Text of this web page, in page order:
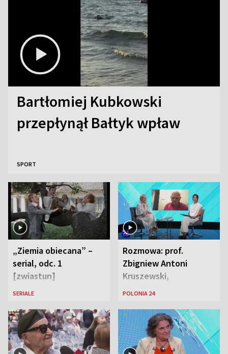
Bartłomiej Kubkowski
przepłynął Bałtyk wpław
SPORT
„Ziemia obiecana” –
serial, odc. 1
[zwiastun]
SERIALE
Rozmowa: prof.
Zbigniew Antoni
Kruszewski,
Powstaniec
Zaryan, piosenkarka
POLONIA 24